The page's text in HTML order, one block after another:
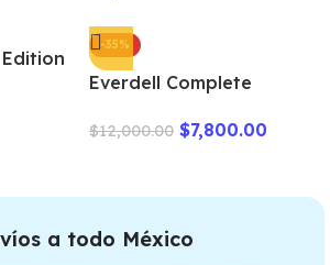
-35%
Everdell Complete
slevees
$12,000.00 $7,800.00
a todo México